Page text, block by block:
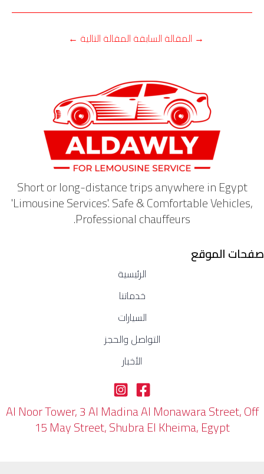
→ المقالة السابقة المقالة التالية ←
Short or long-distance trips anywhere in Egypt
'Limousine Services'. Safe & Comfortable Vehicles,
Professional chauffeurs.
صفحات الموقع
الرئيسية
خدماتنا
السيارات
التواصل والحجز
الأخبار
Al Noor Tower, 3 Al Madina Al Monawara Street, Off
15 May Street, Shubra El Kheima, Egypt